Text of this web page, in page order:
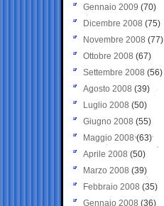
Gennaio 2009 (70)
Dicembre 2008 (75)
Novembre 2008 (77)
Ottobre 2008 (67)
Settembre 2008 (56)
Agosto 2008 (39)
Luglio 2008 (50)
Giugno 2008 (55)
Maggio 2008(63)
Aprile 2008 (50)
Marzo 2008 (39)
Febbraio 2008 (35)
Gennaio 2008 (36)